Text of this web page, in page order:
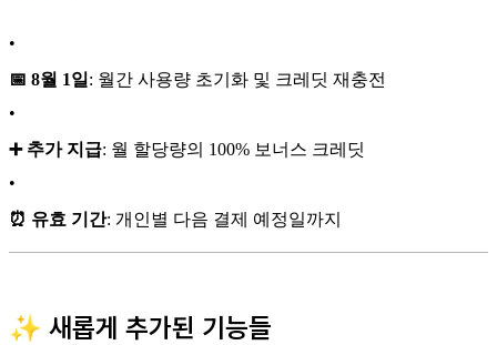
•
📅 8월 1일 : 월간 사용량 초기화 및 크레딧 재충전
•
➕ 추가 지급: 월 할당량의 100% 보너스 크레딧
•
⏰ 유효 기간: 개인별 다음 결제 예정일까지
✨ 새롭게 추가된 기능들